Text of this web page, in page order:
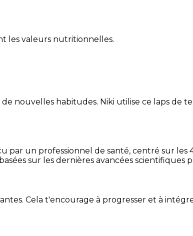
les valeurs nutritionnelles.
nouvelles habitudes. Niki utilise ce laps de
un professionnel de santé, centré sur les
sur les dernières avancées scientifiques
Cela t'encourage à progresser et à